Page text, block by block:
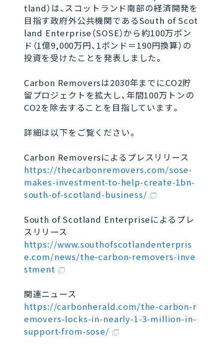
tland）は、スコットランド南部の経済開発を
目指す政府外公共機関であるSouth of Scot
land Enterprise（SOSE）から約100万ポン
ド（1億9,000万円、1ポンド＝190円換算）の
投資を受けたことを発表しました。
Carbon Removersは2030年までにCO2貯
留プロジェクトを拡大し、年間100万トンの
CO2を除去することを目指しています。
詳細は以下をご覧ください。
Carbon Removersによるプレスリリース
https://thecarbonremovers.com/sose-
makes-investment-to-help-create-1bn-
south-of-scotland-business/
South of Scotland Enterpriseによるプレ
スリリース
https://www.southofscotlandenterpris
e.com/news/the-carbon-removers-inve
stment
関連ニュース
https://carbonherald.com/the-carbon-r
emovers-locks-in-nearly-1-3-million-in-
support-from-sose/